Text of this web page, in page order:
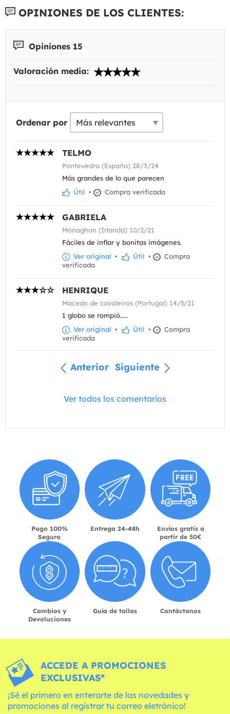
OPINIONES DE LOS CLIENTES:
Opiniones 15
Valoración media:
Ordenar por
TELMO
Pontevedra (España) 28/3/24
Más grandes de lo que parecen
Útil • Compra verificada
GABRIELA
Monaghan (Irlanda) 10/2/21
Fáciles de inflar y bonitas imágenes.
Ver original • Útil •
Compra
verificada
HENRIQUE
Macedo de cavaleiros (Portugal) 14/5/21
1 globo se rompió.....
Ver original • Útil •
Compra
verificada
Anterior Siguiente
Ver todos los comentarios
Pago 100%
Seguro
Entrega 24-48h
Envíos gratis a
partir de 50€
Cambios y
Devoluciones
Guía de tallas Contáctanos
ACCEDE A PROMOCIONES
EXCLUSIVAS*
¡Sé el primero en enterarte de las novedades y
promociones al registrar tu correo eletrónico!